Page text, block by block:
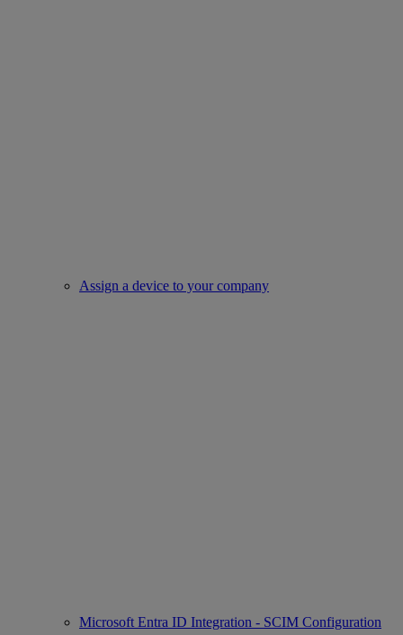
Assign a device to your company
Microsoft Entra ID Integration - SCIM Configuration